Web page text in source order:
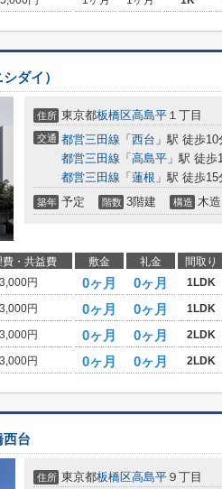
ダイ）
住所 東京都板橋区高島平 １丁目
交通 都営三田線 「 西台 」駅 徒歩10
都営三田線 「 高島平 」駅 徒歩
都営三田線 「 蓮根 」駅 徒歩15
築年 予定 階数 3階建 構造 木造
費・共益費 敷金 礼金 間取り
3,000円 0ヶ月 0ヶ月 1LDK
3,000円 0ヶ月 0ヶ月 1LDK
3,000円 0ヶ月 0ヶ月 2LDK
3,000円 0ヶ月 0ヶ月 2LDK
西台
住所 東京都板橋区高島平 ９丁目